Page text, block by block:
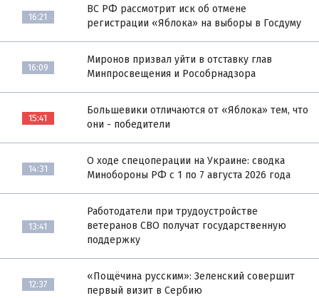
16:21
ВС РФ рассмотрит иск об отмене
регистрации «Яблока» на выборы в Госдуму
16:09
Миронов призвал уйти в отставку глав
Минпросвещения и Рособрнадзора
15:41
Большевики отличаются от «Яблока» тем, что
они - победители
14:31
О ходе спецоперации на Украине: сводка
Минобороны РФ с 1 по 7 августа 2026 года
13:41
Работодатели при трудоустройстве
ветеранов СВО получат государственную
поддержку
12:37
«Пощёчина русским»: Зеленский совершит
первый визит в Сербию